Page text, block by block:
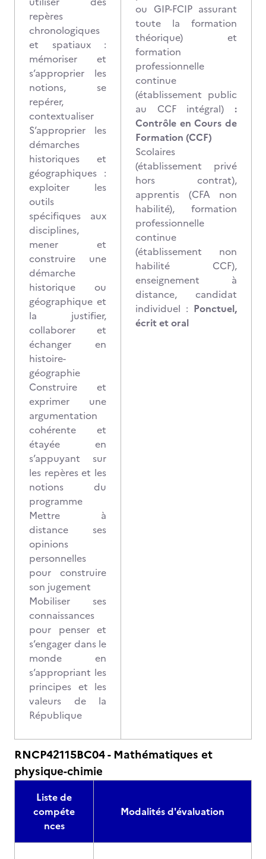
repères
chronologiques
et spatiaux :
mémoriser et
s’approprier les
notions, se
repérer,
contextualiser
S’approprier les
démarches
historiques et
géographiques :
exploiter les
outils
spécifiques aux
disciplines,
mener et
construire une
démarche
historique ou
géographique et
la justifier,
collaborer et
échanger en
histoire-
géographie
Construire et
exprimer une
argumentation
cohérente et
étayée en
s’appuyant sur
les repères et les
notions du
programme
Mettre à
distance ses
opinions
personnelles
pour construire
son jugement
Mobiliser ses
connaissances
pour penser et
s’engager dans le
monde en
s’appropriant les
principes et les
valeurs de la
République
ou GIP-FCIP assurant
toute la formation
théorique) et
formation
professionnelle
continue
(établissement public
au CCF intégral) :
Contrôle en Cours de
Formation (CCF)
Scolaires
(établissement privé
hors contrat),
apprentis (CFA non
habilité), formation
professionnelle
continue
(établissement non
habilité CCF),
enseignement à
distance, candidat
individuel : Ponctuel,
écrit et oral
RNCP42115BC04 - Mathématiques et
physique-chimie
Liste de
compéte
nces
Modalités d'évaluation